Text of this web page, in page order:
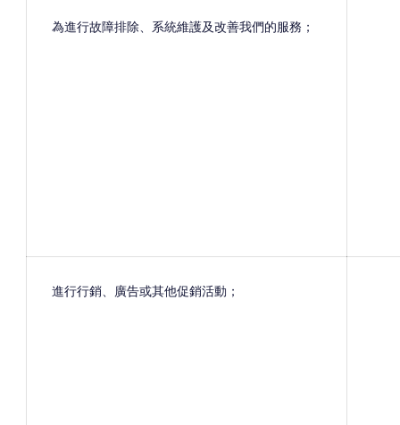
為進行故障排除、系統維護及改善我們的服務；
進行行銷、廣告或其他促銷活動；